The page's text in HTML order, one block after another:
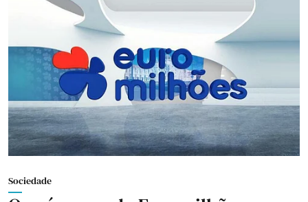
Sociedade